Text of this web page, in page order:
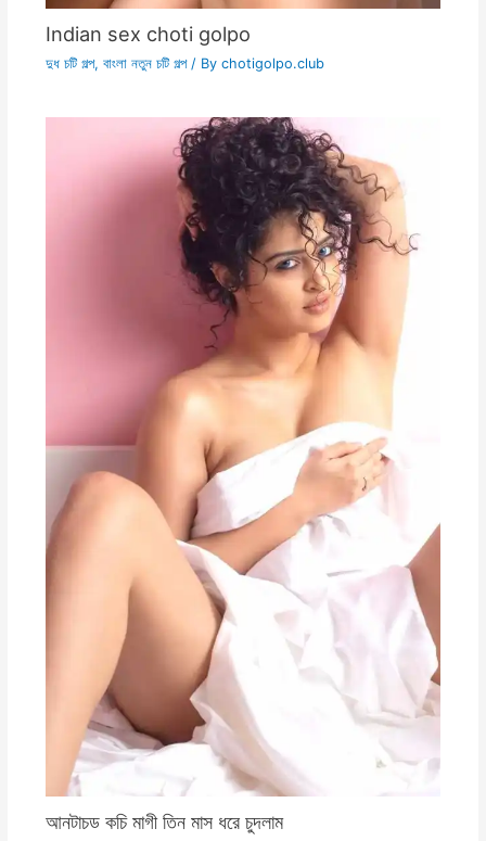
Indian sex choti golpo
দুধ চটি গল্প, বাংলা নতুন চটি গল্প/ By chotigolpo.club
আনটাচড কচি মাগী তিন মাস ধরে চুদলাম